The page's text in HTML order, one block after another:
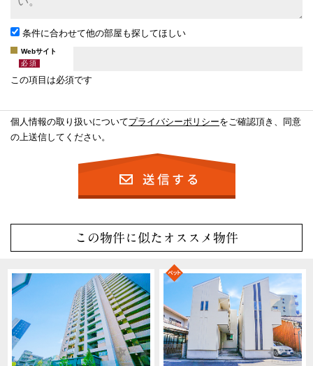
条件に合わせて他の部屋も探してほしい
Webサイト
この項目は必須です
個人情報の取り扱いについてプライバシーポリシーをご確認頂き、同意
の上送信してください。
この物件に似たオススメ物件